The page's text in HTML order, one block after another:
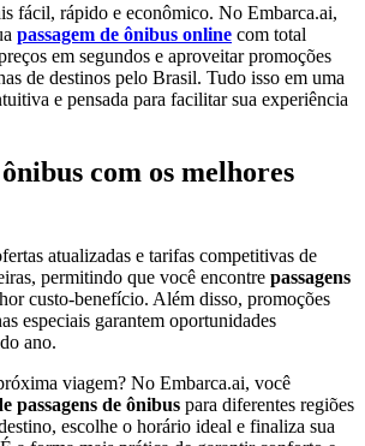
fácil, rápido e econômico. No Embarca.ai,
passagem de ônibus online com total
em segundos e aproveitar promoções
de destinos pelo Brasil. Tudo isso em uma
e pensada para facilitar sua experiência
ônibus com os melhores
atualizadas e tarifas competitivas de
permitindo que você encontre passagens
custo-benefício. Além disso, promoções
especiais garantem oportunidades
ano.
viagem? No Embarca.ai, você
passagens de ônibus para diferentes regiões
escolhe o horário ideal e finaliza sua